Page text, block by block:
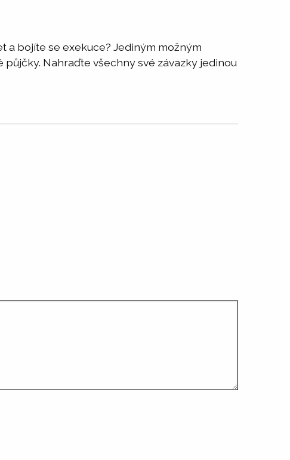
a bojíte se exekuce? Jediným možným
Nahraďte všechny své závazky jedinou